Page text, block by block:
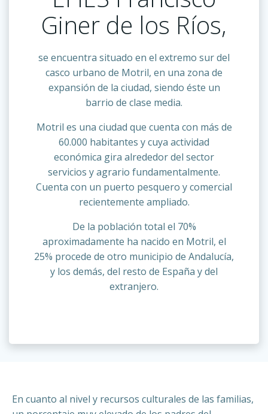
Giner de los Ríos,
se encuentra situado en el extremo sur del
casco urbano de Motril, en una zona de
expansión de la ciudad, siendo éste un
barrio de clase media.
Motril es una ciudad que cuenta con más de
60.000 habitantes y cuya actividad
económica gira alrededor del sector
servicios y agrario fundamentalmente.
Cuenta con un puerto pesquero y comercial
recientemente ampliado.
De la población total el 70%
aproximadamente ha nacido en Motril, el
25% procede de otro municipio de Andalucía,
y los demás, del resto de España y del
extranjero.
En cuanto al nivel y recursos culturales de las familias,